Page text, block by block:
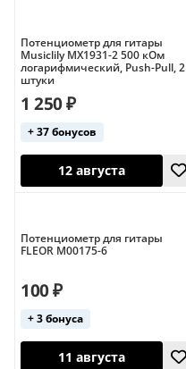
12 августа
Потенциометр для гитары
Musiclily MX1931-2 500 кОм
логарифмический, Push-Pull, 2
штуки
1 250 ₽
+ 37 бонусов
12 августа
Потенциометр для гитары
FLEOR M00175-6
100 ₽
+ 3 бонуса